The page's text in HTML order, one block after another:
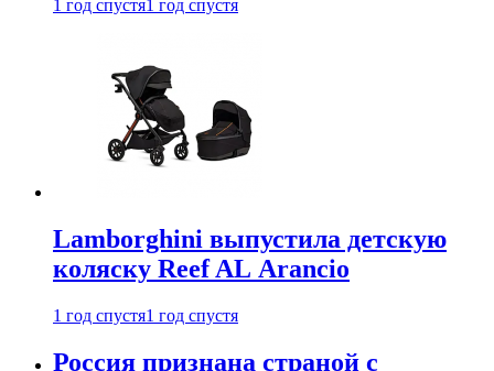
1 год спустя1 год спустя
Lamborghini выпустила детскую
коляску Reef AL Arancio
1 год спустя1 год спустя
Россия признана страной с